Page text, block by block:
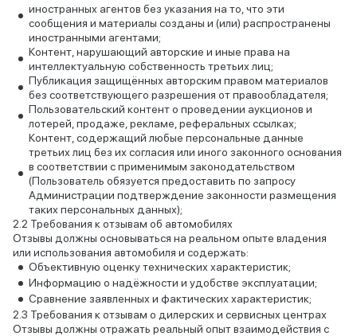
иностранных агентов без указания на то, что эти
сообщения и материалы созданы и (или) распространены
иностранными агентами;
Контент, нарушающий авторские и иные права на
интеллектуальную собственность третьих лиц;
Публикация защищённых авторским правом материалов
без соответствующего разрешения от правообладателя;
Пользовательский контент о проведении аукционов и
лотерей, продаже, рекламе, реферальных ссылках;
Контент, содержащий любые персональные данные
третьих лиц без их согласия или иного законного основания
в соответствии с применимым законодательством
(Пользователь обязуется предоставить по запросу
Администрации подтверждение законности размещения
таких персональных данных);
Требования к отзывам об автомобилях
Отзывы должны основываться на реальном опыте владения
или использования автомобиля и содержать:
Объективную оценку технических характеристик;
Информацию о надёжности и удобстве эксплуатации;
Сравнение заявленных и фактических характеристик;
Требования к отзывам о дилерских и сервисных центрах
Отзывы должны отражать реальный опыт взаимодействия с